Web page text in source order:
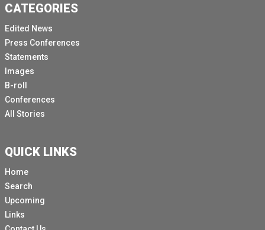
CATEGORIES
Edited News
Press Conferences
Statements
Images
B-roll
Conferences
All Stories
QUICK LINKS
Home
Search
Upcoming
Links